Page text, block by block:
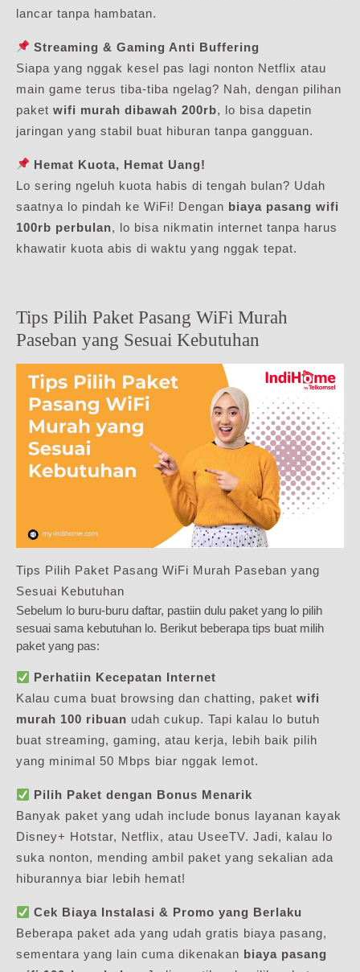
lancar tanpa hambatan.
Streaming & Gaming Anti Buffering
Siapa yang nggak kesel pas lagi nonton Netflix atau
main game terus tiba-tiba ngelag? Nah, dengan pilihan
paket wifi murah dibawah 200rb, lo bisa dapetin
jaringan yang stabil buat hiburan tanpa gangguan.
Hemat Kuota, Hemat Uang!
Lo sering ngeluh kuota habis di tengah bulan? Udah
saatnya lo pindah ke WiFi! Dengan biaya pasang wifi
100rb perbulan, lo bisa nikmatin internet tanpa harus
khawatir kuota abis di waktu yang nggak tepat.
Tips Pilih Paket Pasang WiFi Murah
Paseban yang Sesuai Kebutuhan
Tips Pilih Paket Pasang WiFi Murah Paseban yang
Sesuai Kebutuhan
Sebelum lo buru-buru daftar, pastiin dulu paket yang lo pilih
sesuai sama kebutuhan lo. Berikut beberapa tips buat milih
paket yang pas:
Perhatiin Kecepatan Internet
Kalau cuma buat browsing dan chatting, paket wifi
murah 100 ribuan udah cukup. Tapi kalau lo butuh
buat streaming, gaming, atau kerja, lebih baik pilih
yang minimal 50 Mbps biar nggak lemot.
Pilih Paket dengan Bonus Menarik
Banyak paket yang udah include bonus layanan kayak
Disney+ Hotstar, Netflix, atau UseeTV. Jadi, kalau lo
suka nonton, mending ambil paket yang sekalian ada
hiburannya biar lebih hemat!
Cek Biaya Instalasi & Promo yang Berlaku
Beberapa paket ada yang udah gratis biaya pasang,
sementara yang lain cuma dikenakan biaya pasang